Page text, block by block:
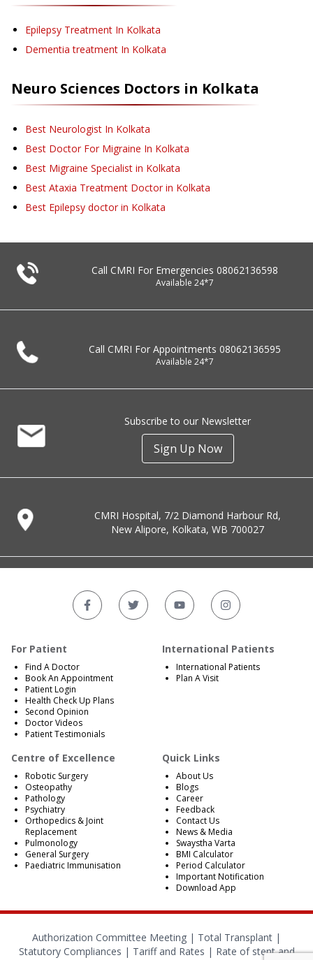
Epilepsy Treatment In Kolkata
Dementia treatment In Kolkata
Neuro Sciences Doctors in Kolkata
Best Neurologist In Kolkata
Best Doctor For Migraine In Kolkata
Best Migraine Specialist in Kolkata
Best Ataxia Treatment Doctor in Kolkata
Best Epilepsy doctor in Kolkata
Call CMRI For Emergencies 08062136598
Available 24*7
Call CMRI For Appointments 08062136595
Available 24*7
Subscribe to our Newsletter
Sign Up Now
CMRI Hospital, 7/2 Diamond Harbour Rd,
New Alipore, Kolkata, WB 700027
For Patient
Find A Doctor
Book An Appointment
Patient Login
Health Check Up Plans
Second Opinion
Doctor Videos
Patient Testimonials
International Patients
International Patients
Plan A Visit
Centre of Excellence
Robotic Surgery
Osteopathy
Pathology
Psychiatry
Orthopedics & Joint
Replacement
Pulmonology
General Surgery
Paediatric Immunisation
Quick Links
About Us
Blogs
Career
Feedback
Contact Us
News & Media
Swaystha Varta
BMI Calculator
Period Calculator
Important Notification
Download App
Authorization Committee Meeting | Total Transplant |
Statutory Compliances | Tariff and Rates | Rate of stent and